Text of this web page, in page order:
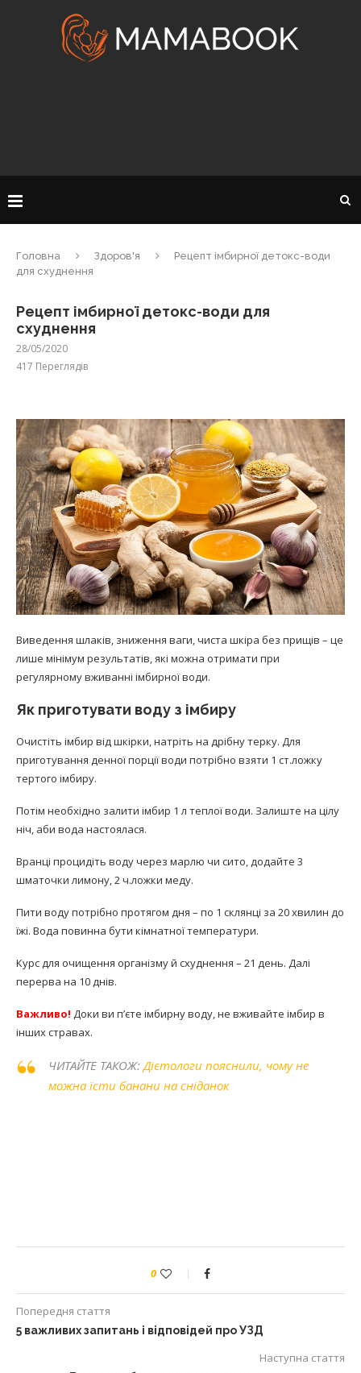
Головна Здоров'я
Рецепт імбирної детокс-води
для схуднення
Рецепт імбирної детокс-води для
схуднення
28/05/2020
417 Переглядів
Виведення шлаків, зниження ваги, чиста шкіра без прищів – це
лише мінімум результатів, які можна отримати при
регулярному вживанні імбирної води.
Як приготувати воду з імбиру
Очистіть імбир від шкірки, натріть на дрібну терку. Для
приготування денної порції води потрібно взяти 1 ст.ложку
тертого імбиру.
Потім необхідно залити імбир 1 л теплої води. Залиште на цілу
ніч, аби вода настоялася.
Вранці процидіть воду через марлю чи сито, додайте 3
шматочки лимону, 2 ч.ложки меду.
Пити воду потрібно протягом дня – по 1 склянці за 20 хвилин до
їжі. Вода повинна бути кімнатної температури.
Курс для очищення організму й схуднення – 21 день. Далі
перерва на 10 днів.
Важливо! Доки ви п’єте імбирну воду, не вживайте імбир в
інших стравах.
ЧИТАЙТЕ ТАКОЖ:Дієтологи пояснили, чому не
можна їсти банани на сніданок
0
Попередня стаття
5 важливих запитань і відповідей про УЗД
Наступна стаття